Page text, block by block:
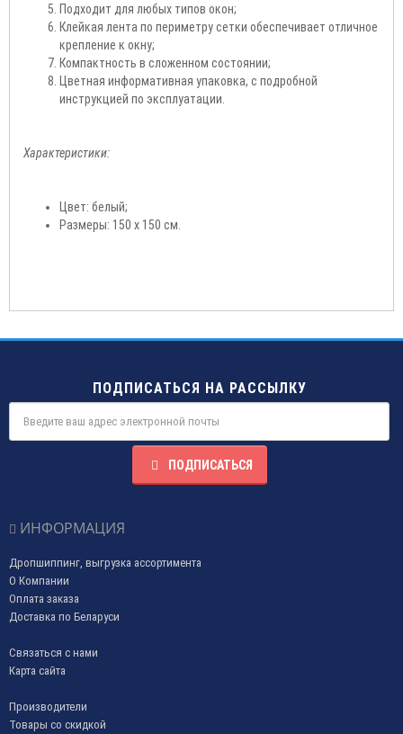
Подходит для любых типов окон;
Клейкая лента по периметру сетки обеспечивает отличное
крепление к окну;
Компактность в сложенном состоянии;
Цветная информативная упаковка, с подробной
инструкцией по эксплуатации.
Характеристики:
Цвет: белый;
Размеры: 150 х 150 см.
ПОДПИСАТЬСЯ НА РАССЫЛКУ
ПОДПИСАТЬСЯ
ИНФОРМАЦИЯ
Дропшиппинг, выгрузка ассортимента
О Компании
Оплата заказа
Доставка по Беларуси
Связаться с нами
Карта сайта
Производители
Товары со скидкой